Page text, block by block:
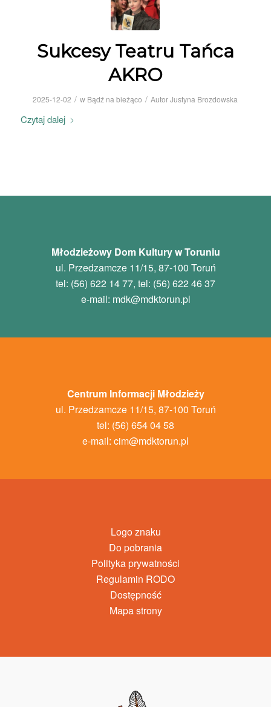
Sukcesy Teatru Tańca
AKRO
2025-12-02 / w Bądź na bieżąco / AutorJustyna Brozdowska
Czytaj dalej
Młodzieżowy Dom Kultury w Toruniu
ul. Przedzamcze 11/15, 87-100 Toruń
tel: (56) 622 14 77, tel: (56) 622 46 37
e-mail: mdk@mdktorun.pl
Centrum Informacji Młodzieży
ul. Przedzamcze 11/15, 87-100 Toruń
tel: (56) 654 04 58
e-mail: cim@mdktorun.pl
Logo znaku
Do pobrania
Polityka prywatności
Regulamin RODO
Dostępność
Mapa strony